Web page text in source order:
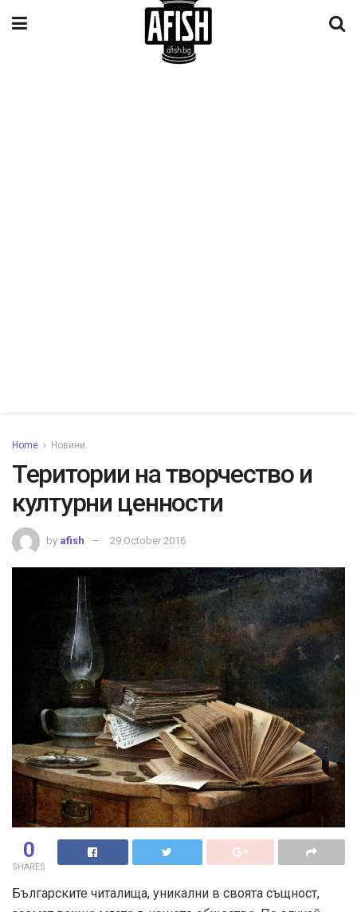
Home Новини
Територии на творчество и
културни ценности
by afish 29 October 2016
0
SHARES
Българските читалища, уникални в своята същност,